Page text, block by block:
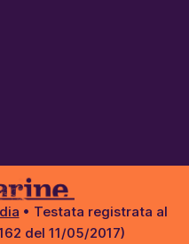
• Testata registrata al
del 11/05/2017)